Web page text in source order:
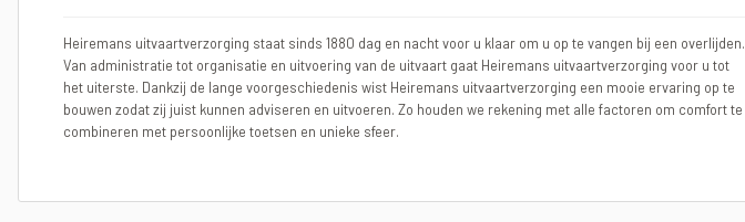
Heiremans uitvaartverzorging staat sinds 1880 dag en nacht voor u klaar om u op te vangen bij een overlijden.
Van administratie tot organisatie en uitvoering van de uitvaart gaat Heiremans uitvaartverzorging voor u tot
het uiterste. Dankzij de lange voorgeschiedenis wist Heiremans uitvaartverzorging een mooie ervaring op te
bouwen zodat zij juist kunnen adviseren en uitvoeren. Zo houden we rekening met alle factoren om comfort te
combineren met persoonlijke toetsen en unieke sfeer.